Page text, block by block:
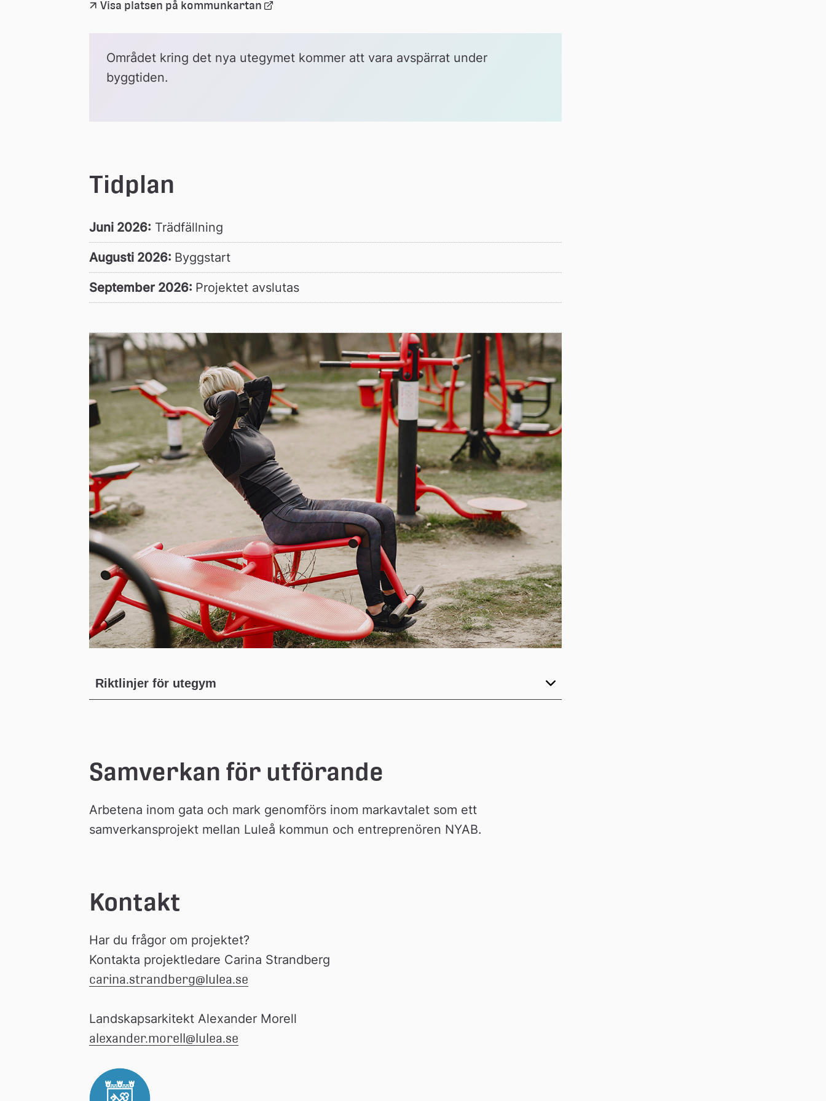
Visa platsen på kommunkartan Länk
Området kring det nya utegymet kommer att vara avspärrat under
byggtiden.
Tidplan
Juni 2026: Trädfällning
Augusti 2026: Byggstart
September 2026: Projektet avslutas
Riktlinjer för utegym
Samverkan för utförande
Arbetena inom gata och mark genomförs inom markavtalet som ett
samverkansprojekt mellan Luleå kommun och entreprenören NYAB.
Kontakt
Har du frågor om projektet?
Kontakta projektledare Carina Strandberg
carina.strandberg@lulea.se
Landskapsarkitekt Alexander Morell
alexander.morell@lulea.se